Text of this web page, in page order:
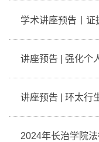
学术讲座预告丨证